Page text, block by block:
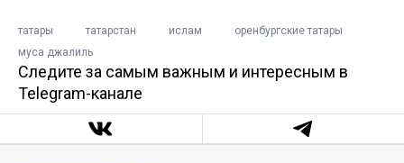
татары татарстан ислам
оренбургские татары
муса джалиль
Следите за самым важным и интересным в
Telegram-канале